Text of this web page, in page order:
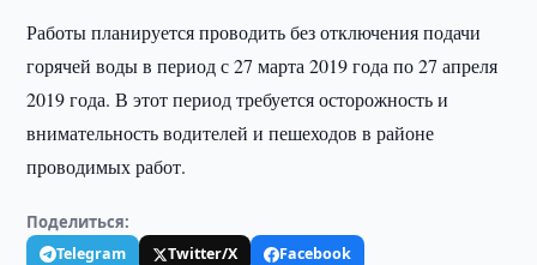
Работы планируется проводить без отключения подачи
горячей воды в период с 27 марта 2019 года по 27 апреля
2019 года. В этот период требуется осторожность и
внимательность водителей и пешеходов в районе
проводимых работ.
Поделиться:
Telegram Twitter/X
Facebook